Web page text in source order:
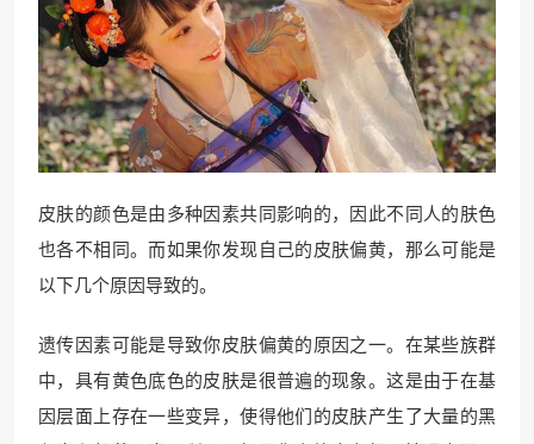
皮肤的颜色是由多种因素共同影响的，因此不同人的肤色
也各不相同。而如果你发现自己的皮肤偏黄，那么可能是
以下几个原因导致的。
遗传因素可能是导致你皮肤偏黄的原因之一。在某些族群
中，具有黄色底色的皮肤是很普遍的现象。这是由于在基
因层面上存在一些变异，使得他们的皮肤产生了大量的黑